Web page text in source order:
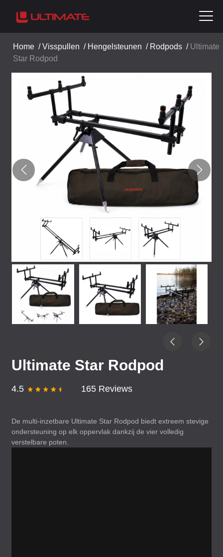
Home /Visspullen / Hengelsteunen / Rodpods / Ultimate
Star Rodpod
Ultimate Star Rodpod
4.5 165 Reviews
De multi-inzetbare Ultimate Star Rodpod biedt extreem stevige
ondersteuning op elk oppervlak dankzij de vier volledig
verstelbare poten.